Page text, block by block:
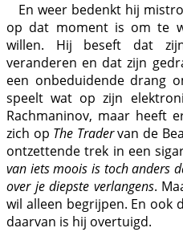
En weer bedenkt hij
op dat moment is om te
willen. Hij beseft dat
veranderen en dat zijn
een onbeduidende drang
speelt wat op zijn
Rachmaninov, maar heeft
zich op The Tradervan de
ontzettende trek in een
van iets moois is toch anders
over je diepste verlangens.
wil alleen begrijpen. En ook
daarvan is hij overtuigd.